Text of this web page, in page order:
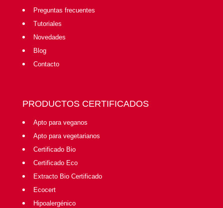
Preguntas frecuentes
Tutoriales
Novedades
Blog
Contacto
PRODUCTOS CERTIFICADOS
Apto para veganos
Apto para vegetarianos
Certificado Bio
Certificado Eco
Extracto Bio Certificado
Ecocert
Hipoalergénico